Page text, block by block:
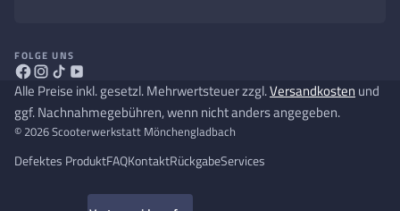
FOLGE UNS
Alle Preise inkl. gesetzl. Mehrwertsteuer zzgl.Versandkosten und
ggf. Nachnahmegebühren, wenn nicht anders angegeben.
© 2026 Scooterwerkstatt Mönchengladbach
Defektes ProduktFAQKontaktRückgabeServices